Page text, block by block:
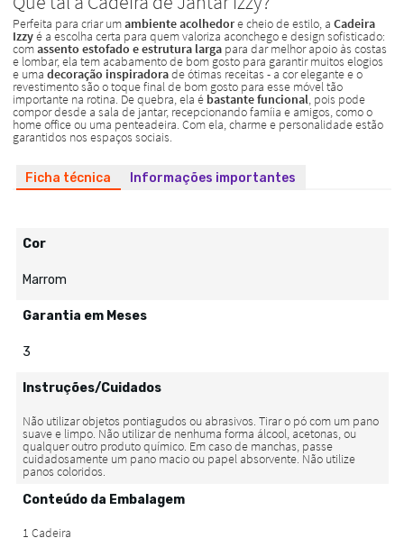
Ficha técnica Informações importantes
Cor
Marrom
Garantia em Meses
3
Instruções/Cuidados
Conteúdo da Embalagem